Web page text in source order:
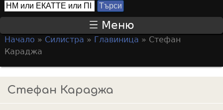
S
e
a
c
h
Т
ъ
с
и
Меню
Y
o
u
a
Начало » Силистра » Главиница » Стефан
Караджа
Стефан Караджа